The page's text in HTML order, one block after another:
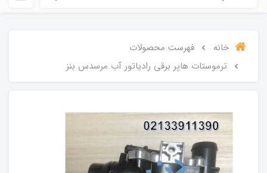
خانه
فهرست محصولات
ترموستات هاپر برقی رادیاتور آب مرسدس بنز